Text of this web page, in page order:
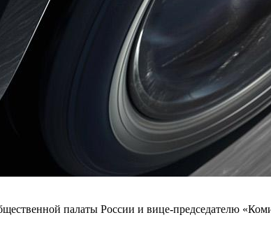
палаты России и вице-председателю